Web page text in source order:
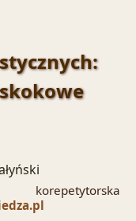
korepetytorska